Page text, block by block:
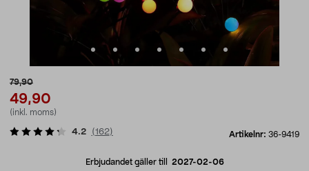
79,90
49,90
(inkl. moms)
Artikelnr: 36-9419
4.2 (162)
Erbjudandet gäller till 2027-02-06